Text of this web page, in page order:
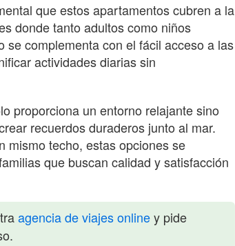
que estos apartamentos cubren a la
donde tanto adultos como niños
se complementa con el fácil acceso a las
actividades diarias sin
proporciona un entorno relajante sino
recuerdos duraderos junto al mar.
mismo techo, estas opciones se
que buscan calidad y satisfacción
agencia de viajes onliney pide